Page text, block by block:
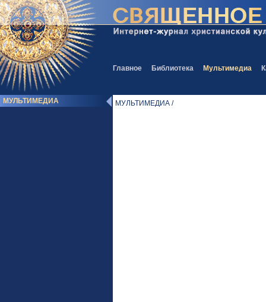
Главное Библиотека Мультимедиа
МУЛЬТИМЕДИА МУЛЬТИМЕДИА /